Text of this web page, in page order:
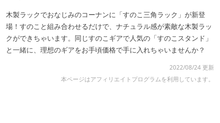
木製ラックでおなじみのコーナンに「すのこ三角ラック」が新登
場！すのこと組み合わせるだけで、ナチュラル感が素敵な木製ラッ
クができちゃいます。同じすのこギアで人気の「すのこスタンド」
と一緒に、理想のギアをお手頃価格で手に入れちゃいませんか？
2022/08/24 更新
本ページはアフィリエイトプログラムを利用しています。